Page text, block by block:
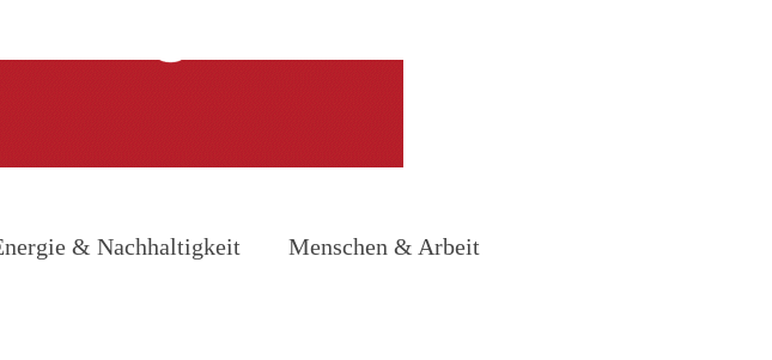
& Nachhaltigkeit
Menschen & Arbeit